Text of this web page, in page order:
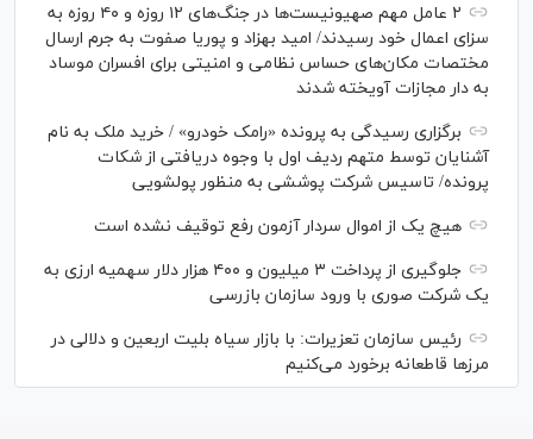
۲ عامل مهم صهیونیست‌ها در جنگ‌های ۱۲ روزه و ۴۰ روزه به
سزای اعمال خود رسیدند/ امید بهزاد و پوریا صفوت به جرم ارسال
مختصات مکان‌های حساس نظامی و امنیتی برای افسران موساد
به دار مجازات آویخته شدند
برگزاری رسیدگی به پرونده «رامک خودرو» / خرید ملک به نام
آشنایان توسط متهم ردیف اول با وجوه دریافتی از شکات
پرونده/ تاسیس شرکت پوششی به منظور پولشویی
هیچ یک از اموال سردار آزمون رفع توقیف نشده است
جلوگیری از پرداخت ۳ میلیون و ۴۰۰ هزار دلار سهمیه ارزی به
یک شرکت صوری با ورود سازمان بازرسی
رئیس سازمان تعزیرات: با بازار سیاه بلیت اربعین و دلالی در
مرز‌ها قاطعانه برخورد می‌کنیم